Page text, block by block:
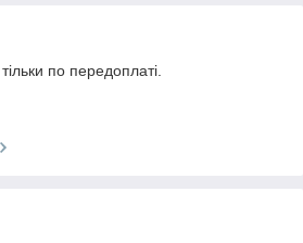
по передоплаті.